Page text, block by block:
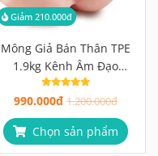
Giảm 210.000đ
Mông Giả Bán Thân TPE
1.9kg Kênh Âm Đạo
12.2cm + Hậu Môn 11.9cm
Độc Lập, Vân Gai 3D
990.000đ 1.200.000đ
Chọn sản phẩm